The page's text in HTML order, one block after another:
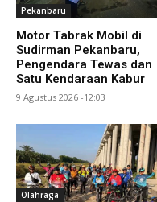
Pekanbaru
Motor Tabrak Mobil di
Sudirman Pekanbaru,
Pengendara Tewas dan
Satu Kendaraan Kabur
9 Agustus 2026 -12:03
Olahraga